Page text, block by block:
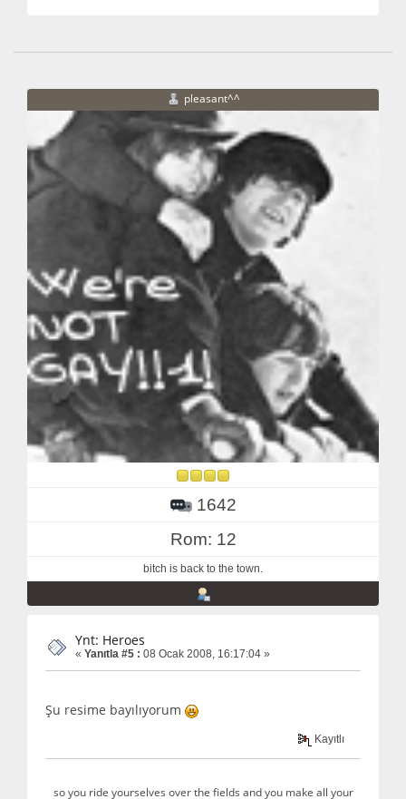
pleasant^^
1642
Rom: 12
bitch is back to the town.
Ynt: Heroes
« Yanıtla #5 : 08 Ocak 2008, 16:17:04 »
Şu resime bayılıyorum
Kayıtlı
so you ride yourselves over the fields and you make all your